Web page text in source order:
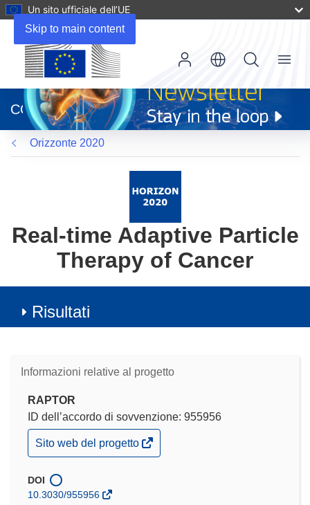
Skip to main content
Un sito ufficiale dell’UE
apre
in
una
nuova
finestra)
CORDIS
Menu
Orizzonte 2020
Real-time Adaptive Particle
Therapy of Cancer
Risultati
Informazioni relative al progetto
RAPTOR
ID dell’accordo di sovvenzione: 955956
(si
apre
una
nuova
Sito web del progetto
DOI
10.3030/955956